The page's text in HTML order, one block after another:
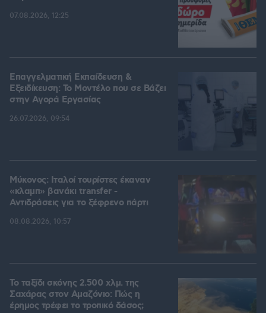
07.08.2026, 12:25
Επαγγελματική Εκπαίδευση &
Εξειδίκευση: Το Mοντέλο που σε Bάζει
στην Aγορά Eργασίας
26.07.2026, 09:54
Μύκονος: Ιταλοί τουρίστες έκαναν
«κλαμπ» βανάκι transfer -
Αντιδράσεις για το ξέφρενο πάρτι
08.08.2026, 10:57
Το ταξίδι σκόνης 2.500 χλμ. της
Σαχάρας στον Αμαζόνιο: Πώς η
έρημος τρέφει το τροπικό δάσος;